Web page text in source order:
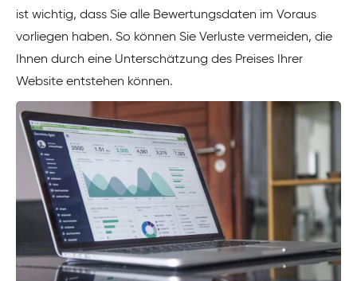
ist wichtig, dass Sie alle Bewertungsdaten im Voraus
vorliegen haben. So können Sie Verluste vermeiden, die
Ihnen durch eine Unterschätzung des Preises Ihrer
Website entstehen können.